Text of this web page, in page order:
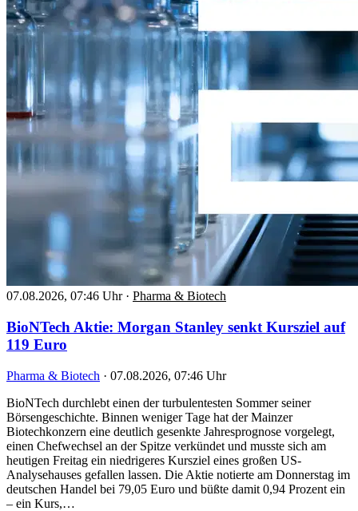
07.08.2026, 07:46 Uhr · Pharma & Biotech
BioNTech Aktie: Morgan Stanley senkt Kursziel auf
119 Euro
Pharma & Biotech · 07.08.2026, 07:46 Uhr
BioNTech durchlebt einen der turbulentesten Sommer seiner
Börsengeschichte. Binnen weniger Tage hat der Mainzer
Biotechkonzern eine deutlich gesenkte Jahresprognose vorgelegt,
einen Chefwechsel an der Spitze verkündet und musste sich am
heutigen Freitag ein niedrigeres Kursziel eines großen US-
Analysehauses gefallen lassen. Die Aktie notierte am Donnerstag im
deutschen Handel bei 79,05 Euro und büßte damit 0,94 Prozent ein
– ein Kurs,…